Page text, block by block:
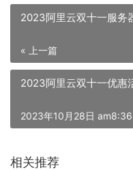
2023阿里云双十一服务
« 上一篇
2023阿里云双十一优惠
2023年10月28日 am8:36
相关推荐